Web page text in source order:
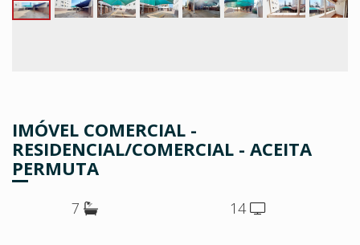
IMÓVEL COMERCIAL -
RESIDENCIAL/COMERCIAL - ACEITA
PERMUTA
7 14